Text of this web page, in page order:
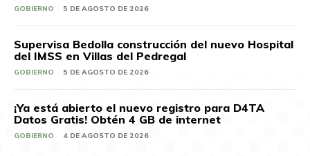
GOBIERNO 5 DE AGOSTO DE 2026
Supervisa Bedolla construcción del nuevo Hospital
del IMSS en Villas del Pedregal
GOBIERNO 5 DE AGOSTO DE 2026
¡Ya está abierto el nuevo registro para D4TA
Datos Gratis! Obtén 4 GB de internet
GOBIERNO 4 DE AGOSTO DE 2026